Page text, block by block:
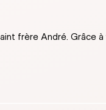
frère André. Grâce à